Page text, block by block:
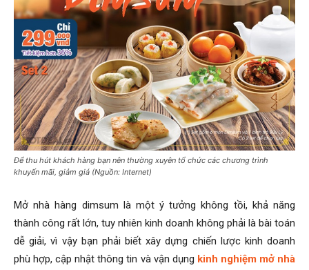
Để thu hút khách hàng bạn nên thường xuyên tổ chức các chương trình
khuyến mãi, giảm giá (Nguồn: Internet)
Mở nhà hàng dimsum là một ý tưởng không tồi, khả năng
thành công rất lớn, tuy nhiên kinh doanh không phải là bài toán
dễ giải, vì vậy bạn phải biết xây dựng chiến lược kinh doanh
phù hợp, cập nhật thông tin và vận dụng kinh nghiệm mở nhà